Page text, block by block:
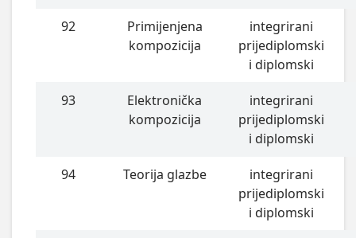
92
Primijenjena
kompozicija
integrirani
prijediplomski
i diplomski
93
Elektronička
kompozicija
integrirani
prijediplomski
i diplomski
94 Teorija glazbe
integrirani
prijediplomski
i diplomski